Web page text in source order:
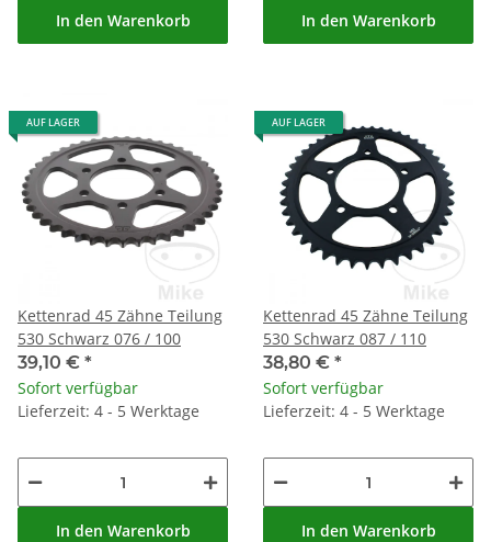
In den Warenkorb In den Warenkorb
AUF LAGER
Kettenrad 45 Zähne Teilung
530 Schwarz 076 / 100
39,10 € *
Sofort verfügbar
Lieferzeit: 4 - 5 Werktage
In den Warenkorb
AUF LAGER
Kettenrad 45 Zähne Teilung
530 Schwarz 087 / 110
38,80 € *
Sofort verfügbar
Lieferzeit: 4 - 5 Werktage
In den Warenkorb